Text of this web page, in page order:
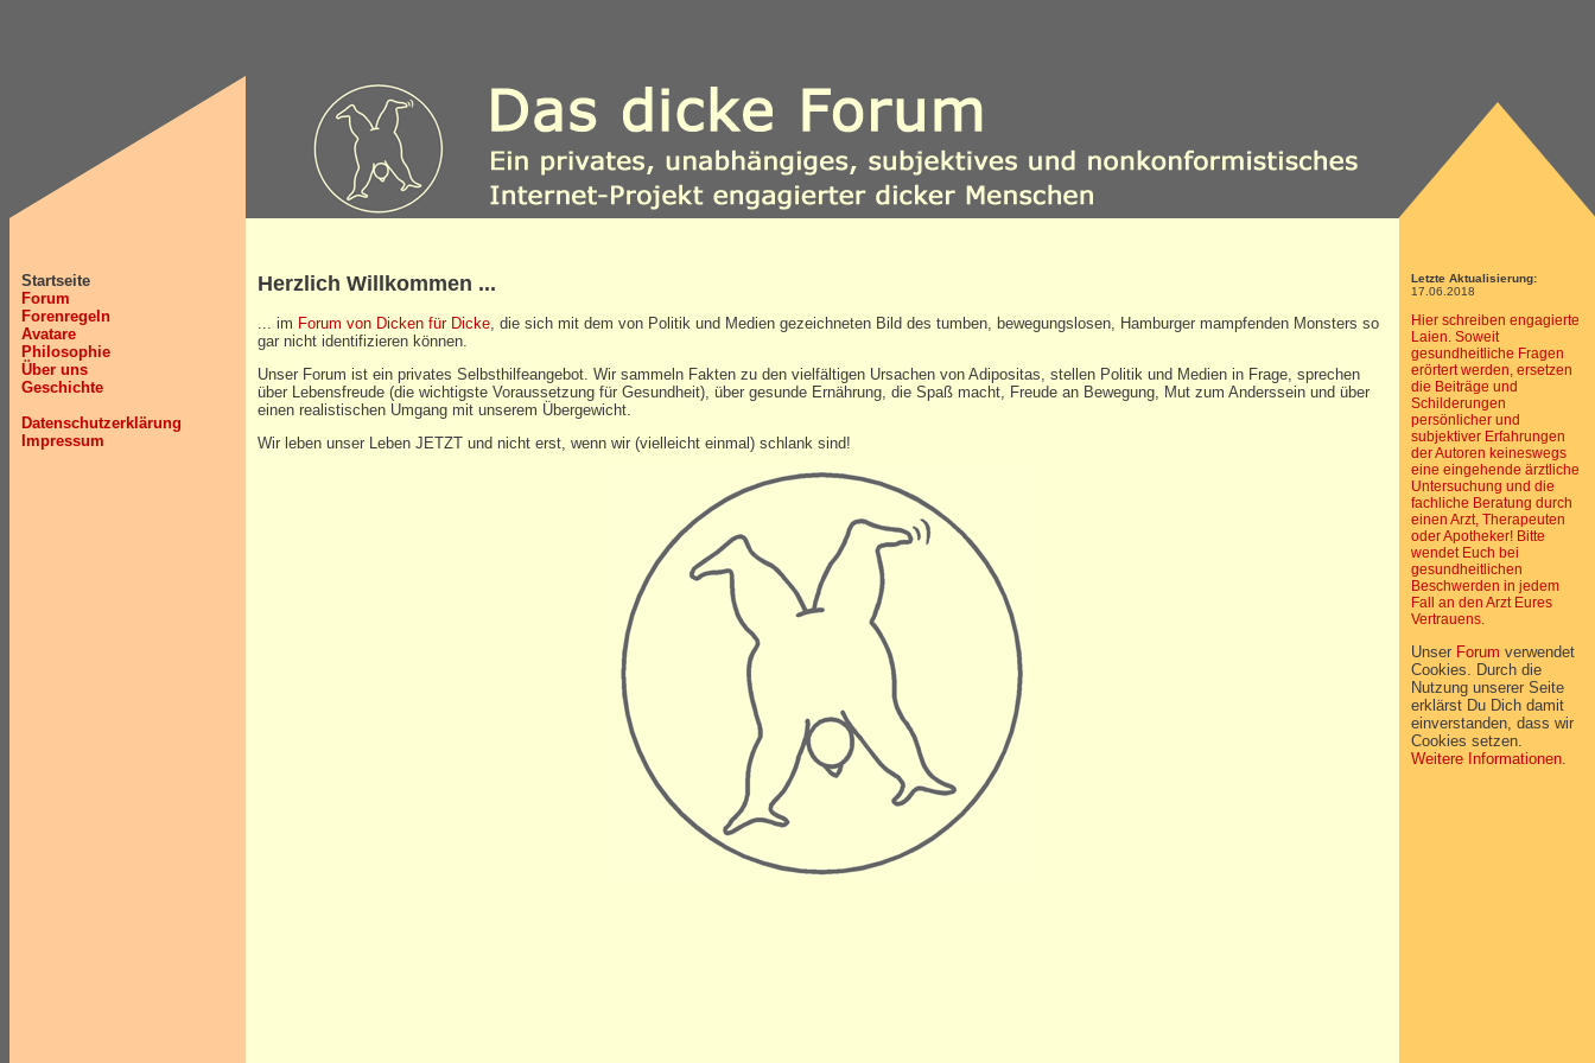
Startseite
Forum
Forenregeln
Avatare
Philosophie
Über uns
Geschichte
Datenschutzerklärung
Impressum
Herzlich Willkommen ...
... im Forum von Dicken für Dicke , die sich mit dem von Politik und Medien gezeichneten Bild des tumben, bewegungslosen, Hamburger mampfenden Monsters so
gar nicht identifizieren können.
Unser Forum ist ein privates Selbsthilfeangebot. Wir sammeln Fakten zu den vielfältigen Ursachen von Adipositas, stellen Politik und Medien in Frage, sprechen
über Lebensfreude (die wichtigste Voraussetzung für Gesundheit), über gesunde Ernährung, die Spaß macht, Freude an Bewegung, Mut zum Anderssein und über
einen realistischen Umgang mit unserem Übergewicht.
Wir leben unser Leben JETZT und nicht erst, wenn wir (vielleicht einmal) schlank sind!
Letzte Aktualisierung:
17.06.2018
Hier schreiben engagierte
Laien. Soweit
gesundheitliche Fragen
erörtert werden, ersetzen
die Beiträge und
Schilderungen
persönlicher und
subjektiver Erfahrungen
der Autoren keineswegs
eine eingehende ärztliche
Untersuchung und die
fachliche Beratung durch
einen Arzt, Therapeuten
oder Apotheker! Bitte
wendet Euch bei
gesundheitlichen
Beschwerden in jedem
Fall an den Arzt Eures
Vertrauens.
Unser Forum verwendet
Cookies. Durch die
Nutzung unserer Seite
erklärst Du Dich damit
einverstanden, dass wir
Cookies setzen.
Weitere Informationen.